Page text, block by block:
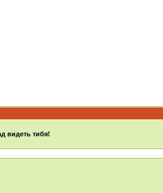
видеть тибя!